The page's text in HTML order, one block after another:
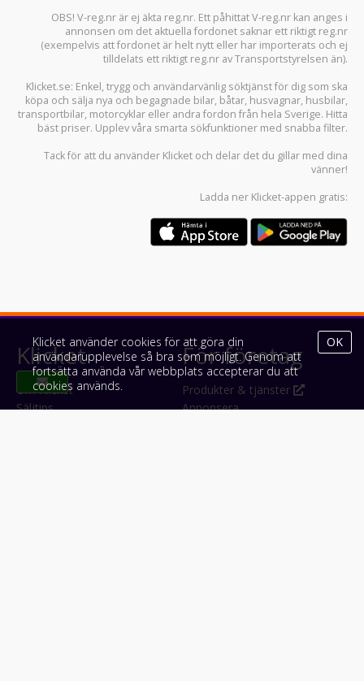
OBS! V-reg.nr är ej äkta reg.nr. Ett påhittat V-reg.nr kan anges i
annonsen om det aktuella fordonet saknar ett riktigt reg.nr
(exempelvis att fordonet är helt nytt eller har importerats och ej
tilldelats ett riktigt reg.nr av Transportstyrelsen än).
Klicket.se: Enkel, trygg och användarvänlig söktjänst för dig som ska
köpa och sälja nya och begagnade bilar, båtar, husvagnar, husbilar,
transportbilar, motorcyklar eller andra fordon från hela Sverige. Hitta
bäst priser. Upplev våra smarta sökfunktioner med snabba filter.
Tack för att du använder Klicket och delar det du gillar med dina
vänner!
Ladda ner Klicket-appen gratis:
Klicket
Om Klicket
Säljtips
För företag
Produkter & tjänster
Annonsera
Klicket använder cookies för att göra din
användarupplevelse så bra som möjligt. Genom att
fortsätta använda vår webbplats accepterar du att
cookies används.
OK